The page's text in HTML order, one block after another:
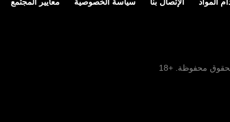
المواد الإتصال بنا سياسة الخصوصية معايير المجتمع